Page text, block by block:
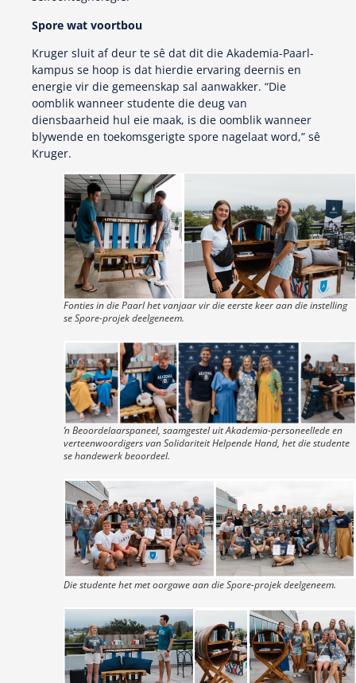
Spore wat voortbou
Kruger sluit af deur te sê dat dit die Akademia-Paarl-
kampus se hoop is dat hierdie ervaring deernis en
energie vir die gemeenskap sal aanwakker. “Die
oomblik wanneer studente die deug van
diensbaarheid hul eie maak, is die oomblik wanneer
blywende en toekomsgerigte spore nagelaat word,” sê
Kruger.
Fonties in die Paarl het vanjaar vir die eerste keer aan die instelling
se Spore-projek deelgeneem.
ŉ Beoordelaarspaneel, saamgestel uit Akademia-personeellede en
verteenwoordigers van Solidariteit Helpende Hand, het die studente
se handewerk beoordeel.
Die studente het met oorgawe aan die Spore-projek deelgeneem.